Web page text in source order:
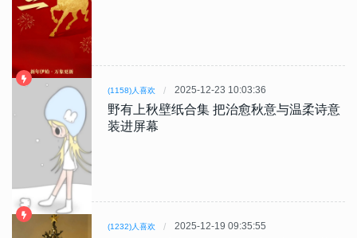
(1158)人喜欢 2025-12-23 10:03:36
野有上秋壁纸合集 把治愈秋意与温柔诗意
装进屏幕
(1232)人喜欢 2025-12-19 09:35:55